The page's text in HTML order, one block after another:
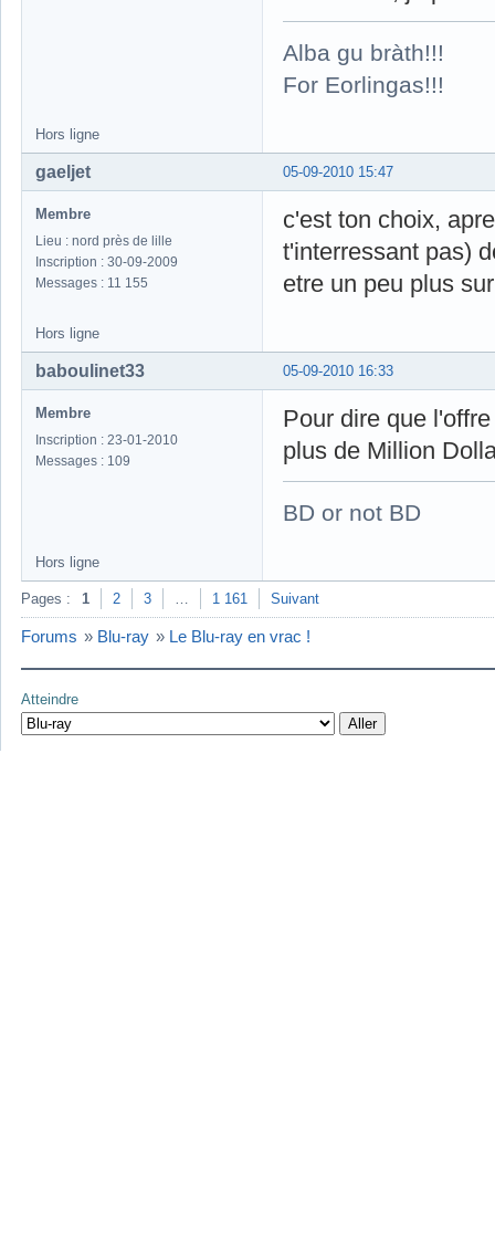
Alba gu bràth!!!
For Eorlingas!!!
Hors ligne
05-09-2010 15:47
gaeljet
Membre
Lieu : nord près de lille
Inscription : 30-09-2009
Messages : 11 155
c'est ton choix,
t'interressant pas)
etre un peu plus
Hors ligne
05-09-2010 16:33
baboulinet33
Membre
Inscription : 23-01-2010
Messages : 109
Pour dire que
plus de Million
BD or not BD
Hors ligne
Pages : 1 2 3 1 161 Suivant
Forums » Blu-ray » Le Blu-ray en vrac !
Atteindre